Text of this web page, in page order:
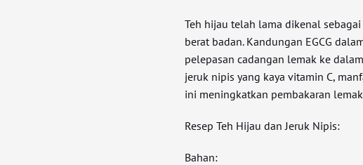
Teh hijau telah lama dikenal
berat badan. Kandungan EGCG
pelepasan cadangan lemak ke
jeruk nipis yang kaya vitamin C,
ini meningkatkan pembakaran
Resep Teh Hijau dan Jeruk Nipis:
Bahan: